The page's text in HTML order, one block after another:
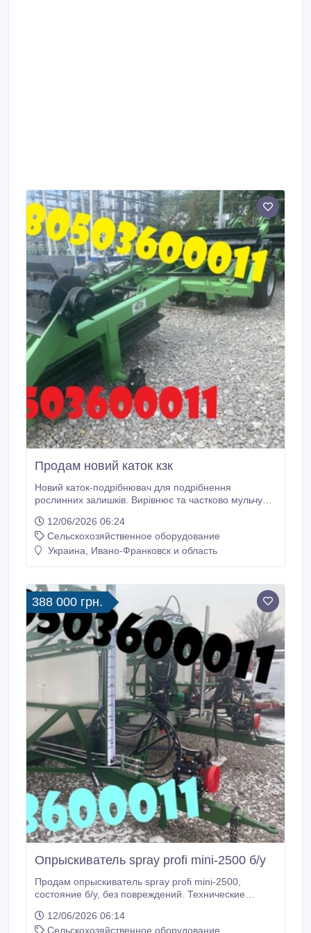
Продам новий каток кзк
Новий каток-подрібнювач для подрібнення
рослинних залишків. Вирівнює та частково мульчує
затримці випаровування вологи, здійснює
регулювання температурних показників ґрунту,
перешкоджає зростанню бур'янів, захищає ґрунт від
12/06/2026 06:24
Сельскохозяйственное оборудование
Украина, Ивано-Франковск и область
388 000 грн.
Опрыскиватель spray profi mini-2500 б/у
Продам опрыскиватель spray profi mini-2500,
состояние б/у, без повреждений. Технические
2000/2500 Насос Annovi Reverberi , л/мин 160 Шины
12/06/2026 06:14
Сельскохозяйственное оборудование